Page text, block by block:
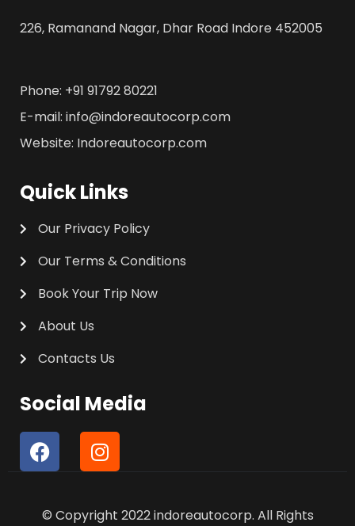
226, Ramanand Nagar, Dhar Road Indore 452005
Phone: +91 91792 80221
E-mail: info@indoreautocorp.com
Website: Indoreautocorp.com
Quick Links
Our Privacy Policy
Our Terms & Conditions
Book Your Trip Now
About Us
Contacts Us
Social Media
F
a
b
I
n
a
© Copyright 2022 indoreautocorp. All Rights